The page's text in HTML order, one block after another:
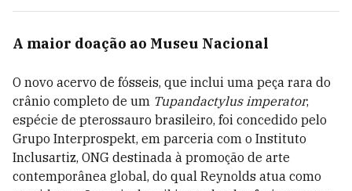
A maior doação ao Museu Nacional
O novo acervo de fósseis, que inclui uma peça rara do
crânio completo de um Tupandactylus imperator,
espécie de pterossauro brasileiro, foi concedido pelo
Grupo Interprospekt, em parceria com o Instituto
Inclusartiz, ONG destinada à promoção de arte
contemporânea global, do qual Reynolds atua como